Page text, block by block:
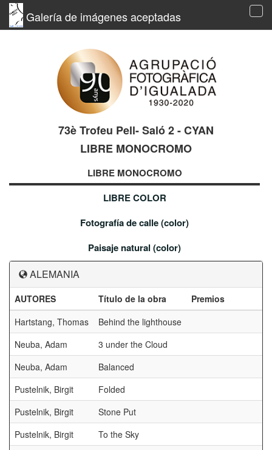
Galería de imágenes aceptadas
73è Trofeu Pell- Saló 2 - CYAN
LIBRE MONOCROMO
LIBRE MONOCROMO
LIBRE COLOR
Fotografía de calle (color)
Paisaje natural (color)
ALEMANIA
AUTORES Título de la obra
Premios
Hartstang, Thomas
Behind the lighthouse
Neuba, Adam
3 under the Cloud
Neuba, Adam
Balanced
Pustelnik, Birgit
Folded
Pustelnik, Birgit
Stone Put
Pustelnik, Birgit
To the Sky